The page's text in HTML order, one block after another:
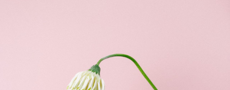
も色味やサイズ・咲き方に個体差はありますが、できる
だけ写真のイメージに近いものをお届けできるように人
の目でチェックをしています。